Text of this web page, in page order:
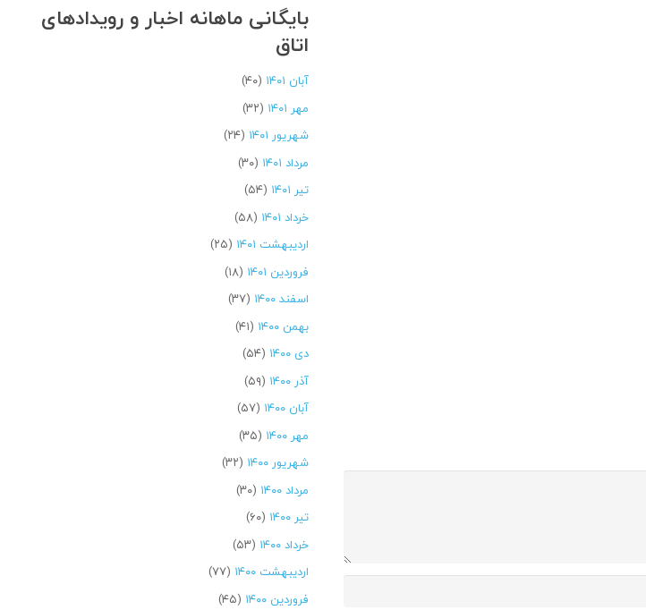
بایگانی ماهانه اخبار و رویدادهای
اتاق
آبان ۱۴۰۱
(۴۰)
مهر ۱۴۰۱
(۳۲)
شهریور ۱۴۰۱
(۲۴)
مرداد ۱۴۰۱
(۳۰)
تیر ۱۴۰۱
(۵۴)
خرداد ۱۴۰۱
(۵۸)
اردیبهشت ۱۴۰۱
(۲۵)
فروردین ۱۴۰۱
(۱۸)
اسفند ۱۴۰۰
(۳۷)
بهمن ۱۴۰۰
(۴۱)
دی ۱۴۰۰
(۵۴)
آذر ۱۴۰۰
(۵۹)
آبان ۱۴۰۰
(۵۷)
مهر ۱۴۰۰
(۳۵)
شهریور ۱۴۰۰
(۳۲)
مرداد ۱۴۰۰
(۳۰)
تیر ۱۴۰۰
(۶۰)
خرداد ۱۴۰۰
(۵۳)
اردیبهشت ۱۴۰۰
(۷۷)
فروردین ۱۴۰۰
(۴۵)